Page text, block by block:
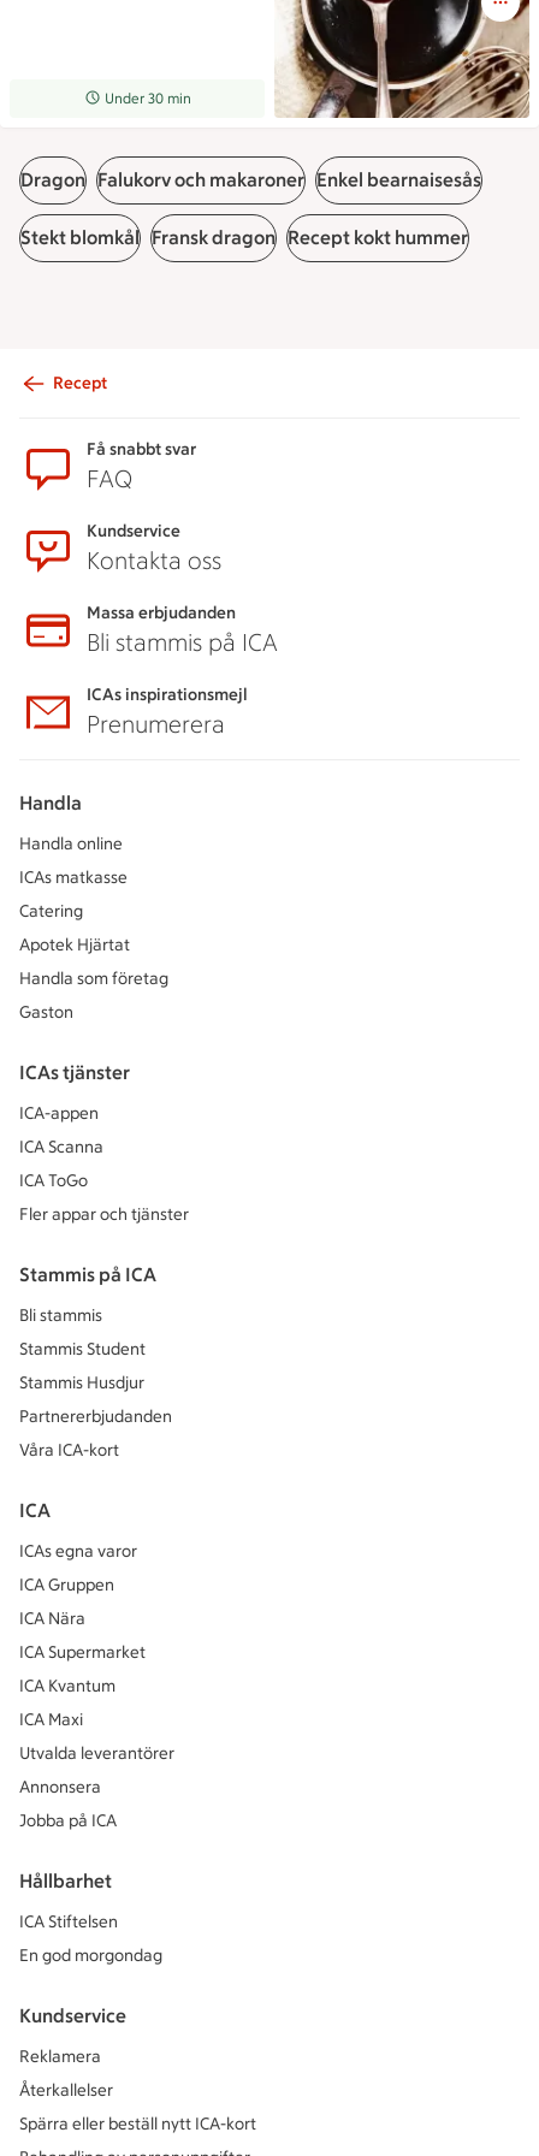
Receptet tar Under 30 min att tillaga
Under 30 min
Dragon Falukorv och makaroner Enkel bearnaisesås
Stekt blomkål Fransk dragon Recept kokt hummer
Recept
Få snabbt svar
FAQ
Kundservice
Kontakta oss
Massa erbjudanden
Bli stammis på ICA
ICAs inspirationsmejl
Prenumerera
Handla
Handla online
ICAs matkasse
Catering
Apotek Hjärtat
Handla som företag
Gaston
ICAs tjänster
ICA-appen
ICA Scanna
ICA ToGo
Fler appar och tjänster
Stammis på ICA
Bli stammis
Stammis Student
Stammis Husdjur
Partnererbjudanden
Våra ICA-kort
ICA
ICAs egna varor
ICA Gruppen
ICA Nära
ICA Supermarket
ICA Kvantum
ICA Maxi
Utvalda leverantörer
Annonsera
Jobba på ICA
Hållbarhet
ICA Stiftelsen
En god morgondag
Kundservice
Reklamera
Återkallelser
Spärra eller beställ nytt ICA-kort